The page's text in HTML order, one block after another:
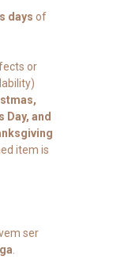
days of
or
Day, and
item is
ser